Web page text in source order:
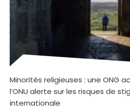
Minorités religieuses : une ONG
l’ONU alerte sur les risques de
internationale